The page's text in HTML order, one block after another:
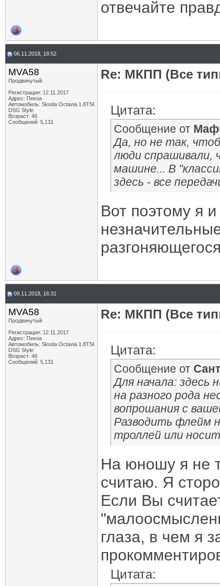
отвечайте
06.11.2018, 18:52
MVA58
Продвинутый
Регистрация: 12.11.2017
Адрес: Пенза
Автомобиль: Skoda Octavia 1.8TSI
DSG Style
Возраст: 46
Сообщений: 5,131
Re: МКПП (Все
Цитата:
Сообщение от
Да, но не так,
люди спрашивали,
машине... В
здесь - все
Вот поэтому я
09.11.2018, 16:31
MVA58
Продвинутый
Регистрация: 12.11.2017
Адрес: Пенза
Автомобиль: Skoda Octavia 1.8TSI
DSG Style
Возраст: 46
Сообщений: 5,131
Re: МКПП (Все
Цитата:
Сообщение от
Для начала: здесь
на разного рода
вопрошания с
Разводить флейм
троллей или
На юношу я не
считаю. Я
Если Вы
глаза, в чем я
Цитата: